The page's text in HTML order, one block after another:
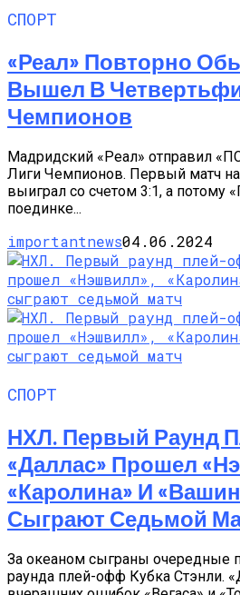
СПОРТ
«Реал» Повторно
Вышел В
Чемпионов
Мадридский «Реал» отправил
Лиги Чемпионов. Первый матч на
выиграл со счетом 3:1, а
поединке...
importantnews04.06.2024
СПОРТ
НХЛ. Первый Раунд
«Даллас» Прошел
«Каролина» И
Сыграют Седьмой
За океаном сыграны очередные
раунда плей-офф Кубка Стэнли.